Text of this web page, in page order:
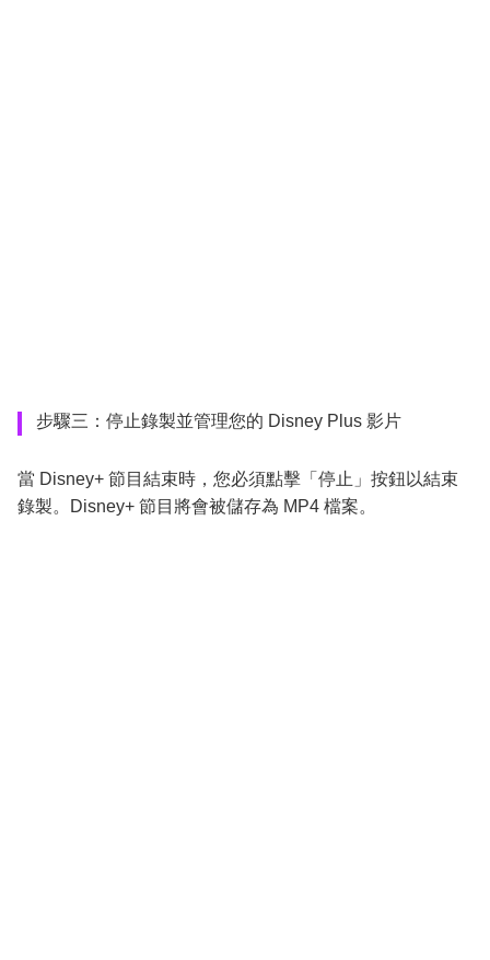
步驟三：停止錄製並管理您的 Disney Plus 影片
當 Disney+ 節目結束時，您必須點擊「停止」按鈕以結束
錄製。Disney+ 節目將會被儲存為 MP4 檔案。